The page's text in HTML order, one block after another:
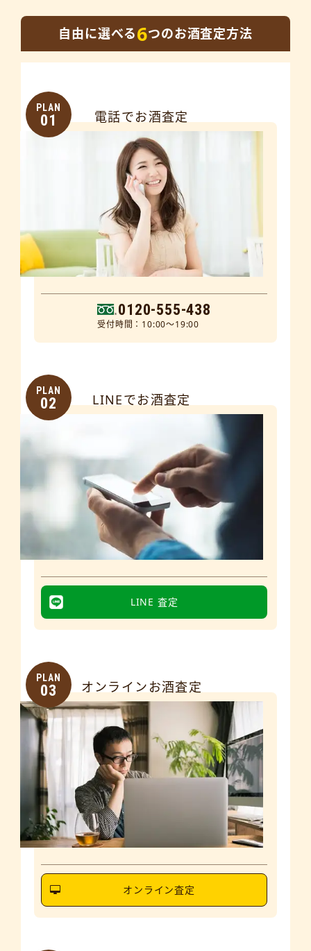
自由に選べる6つのお酒査定方法
PLAN
01 電話でお酒査定
0120-555-438
受付時間：10:00～19:00
PLAN
02 LINEでお酒査定
LINE 査定
PLAN
03 オンラインお酒査定
オンライン査定